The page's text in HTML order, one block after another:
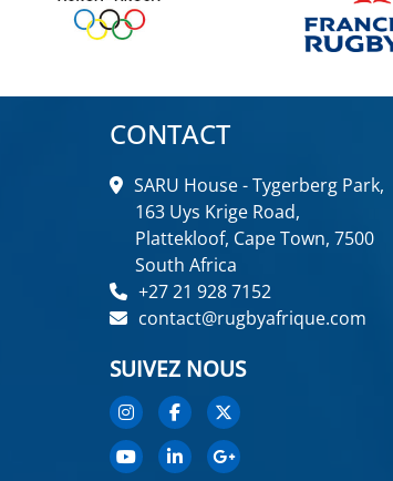
CONTACT
SARU House - Tygerberg Park,
163 Uys Krige Road,
Plattekloof, Cape Town, 7500
South Africa
+27 21 928 7152
contact@rugbyafrique.com
SUIVEZ NOUS